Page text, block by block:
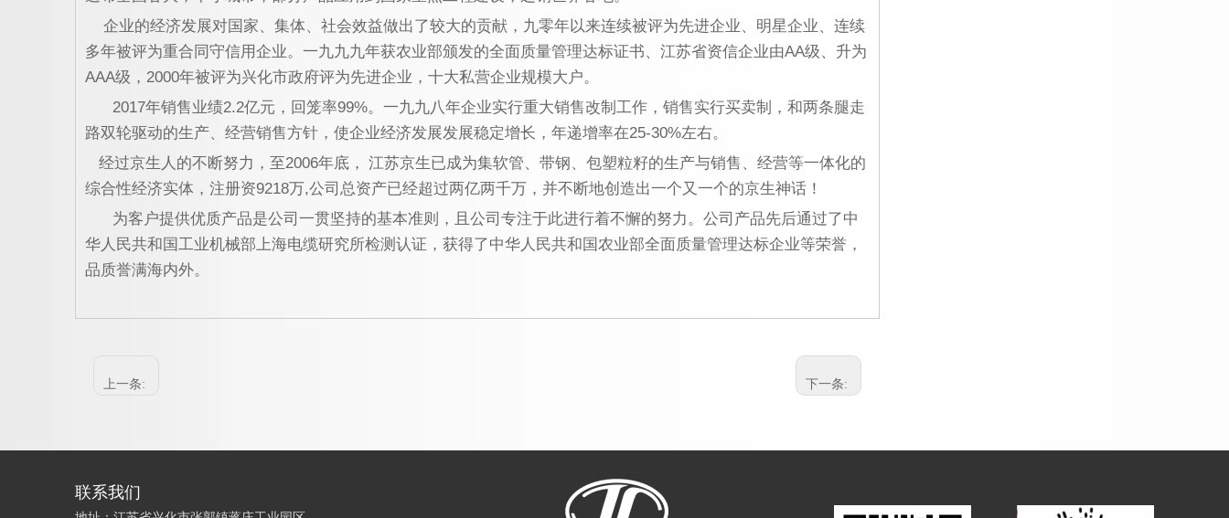
企业的经济发展对国家、集体、社会效益做出了较大的贡献，九零年以来连续被评为先进企业、明星企业、连续
多年被评为重合同守信用企业。一九九九年获农业部颁发的全面质量管理达标证书、江苏省资信企业由AA级、升为
AAA级， 2000年被评为兴化市政府评为先进企业，十大私营企业规模大户。
2017年销售业绩2.2亿元，回笼率99%。一九九八年企业实行重大销售改制工作，销售实行买卖制，和两条腿走
路双轮驱动的生产、经营销售方针，使企业经济发展发展稳定增长，年递增率在25-30%左右。
经过京生人的不断努力，至2006年底， 江苏京生已成为集软管、带钢、包塑粒籽的生产与销售、经营等一体化的
综合性经济实体，注册资9218万,公司总资产已经超过两亿两千万，并不断地创造出一个又一个的京生神话！
为客户提供优质产品是公司一贯坚持的基本准则，且公司专注于此进行着不懈的努力。公司产品先后通过了中
华人民共和国工业机械部上海电缆研究所检测认证，获得了中华人民共和国农业部全面质量管理达标企业等荣誉，
品质誉满海内外。
上一条: 下一条:
联系我们